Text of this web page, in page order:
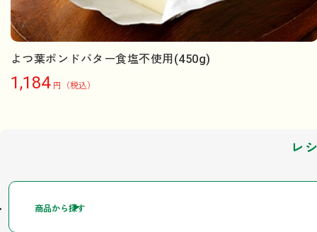
よつ葉ポンドバター食塩不使用(450g)
1,184 円（税込）
レ
商品から探す